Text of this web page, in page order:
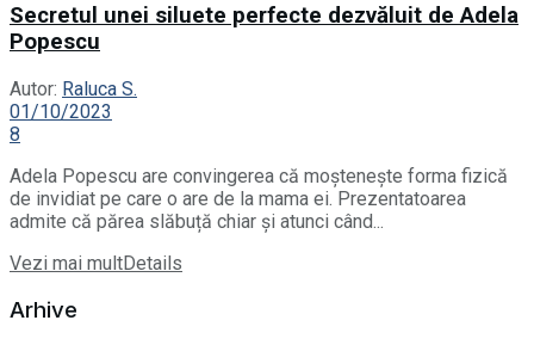
Secretul unei siluete perfecte dezvăluit de Adela
Popescu
Autor: Raluca S.
01/10/2023
8
Adela Popescu are convingerea că moștenește forma fizică
de invidiat pe care o are de la mama ei. Prezentatoarea
admite că părea slăbuță chiar și atunci când...
Vezi mai multDetails
Arhive